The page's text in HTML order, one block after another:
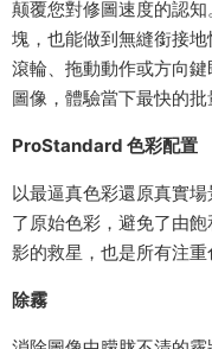
颠覆您對修圖速度的認
塊，也能做到無縫銜接
滾輪、拖動動作或方向
圖像，體驗當下最快的批
ProStandard 色彩配置
以最逼真色彩還原真實
了原始色彩，避免了由
影的救星，也是所有注重
除霧